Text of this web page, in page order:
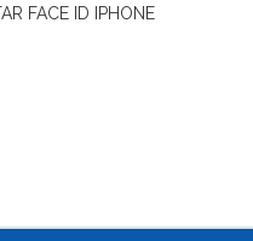
FACE ID IPHONE